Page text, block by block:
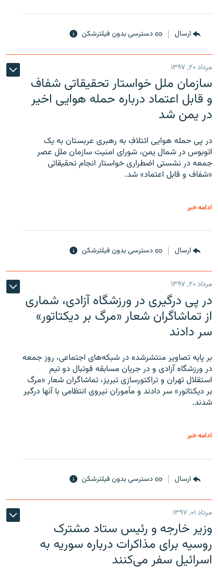
ارسال دسترسی بدون فیلترشکن
مرداد ۲۰, ۱۳۹۷
سازمان ملل خواستار تحقیقاتی شفاف
و قابل اعتماد درباره حمله هوایی اخیر
در یمن شد
در پی حمله هوایی ائتلافِ به رهبری عربستان به یک
اتوبوس در شمال یمن، شورای امنیت سازمان ملل عصر
جمعه در نشستی اضطراری خواستار انجام تحقیقاتی
«شفاف و قابل اعتماد» شد.
ادامه خبر
ارسال دسترسی بدون فیلترشکن
مرداد ۲۰, ۱۳۹۷
در پی درگیری در ورزشگاه آزادی، شماری
از تماشاگران شعار «مرگ بر دیکتاتور»
سر دادند
بر پایه تصاویر منتشرشده در شبکه‌های اجتماعی، روز جمعه
در ورزشگاه آزادی و در جریان مسابقه فوتبال دو تیم
استقلال تهران و تراکتورسازی تبریز، تماشاگران شعار «مرگ
بر دیکتاتور» سر دادند و مأموران نیروی انتظامی با آنها درگیر
شدند.
ادامه خبر
ارسال دسترسی بدون فیلترشکن
مرداد ۰۱, ۱۳۹۷
وزیر خارجه و رئیس‌ ستاد مشترک
روسیه برای مذاکرات درباره سوریه به
اسرائیل سفر می‌کنند